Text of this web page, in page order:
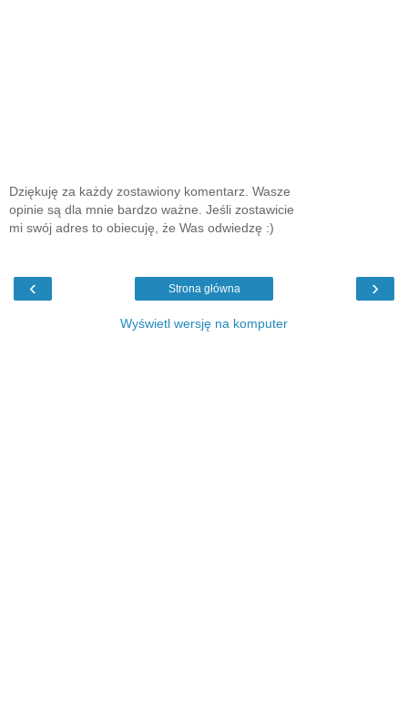
Dziękuję za każdy zostawiony komentarz. Wasze
opinie są dla mnie bardzo ważne. Jeśli zostawicie
mi swój adres to obiecuję, że Was odwiedzę :)
‹ ›
Strona główna
Wyświetl wersję na komputer